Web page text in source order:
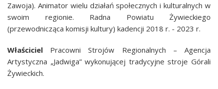
Zawoja). Animator wielu działań społecznych i kulturalnych w
swoim regionie. Radna Powiatu Żywieckiego
(przewodnicząca komisji kultury) kadencji 2018 r. - 2023 r.
Właściciel Pracowni Strojów Regionalnych – Agencja
Artystyczna „Jadwiga” wykonującej tradycyjne stroje Górali
Żywieckich.